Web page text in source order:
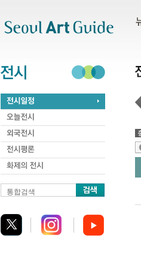
통합검색